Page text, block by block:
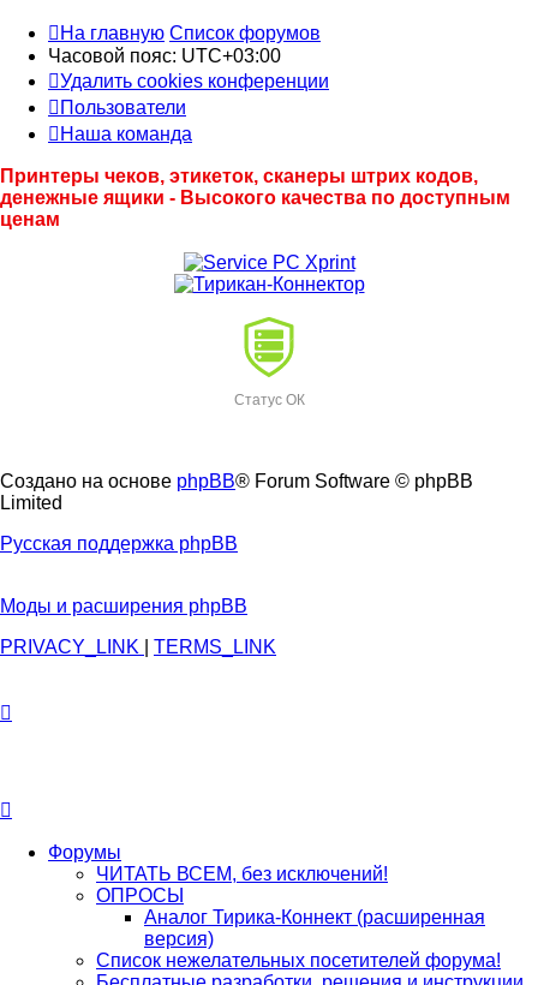
На главную Список форумов
Часовой пояс: UTC+03:00
Удалить cookies конференции
Пользователи
Наша команда
Принтеры чеков, этикеток, сканеры штрих кодов,
денежные ящики - Высокого качества по доступным
ценам
Статус ОК
Создано на основе phpBB® Forum Software © phpBB
Limited
Русская поддержка phpBB
Моды и расширения phpBB
PRIVACY_LINK
TERMS_LINK
Форумы
ЧИТАТЬ ВСЕМ, без исключений!
ОПРОСЫ
Аналог Тирика-Коннект (расширенная
версия)
Список нежелательных посетителей форума!